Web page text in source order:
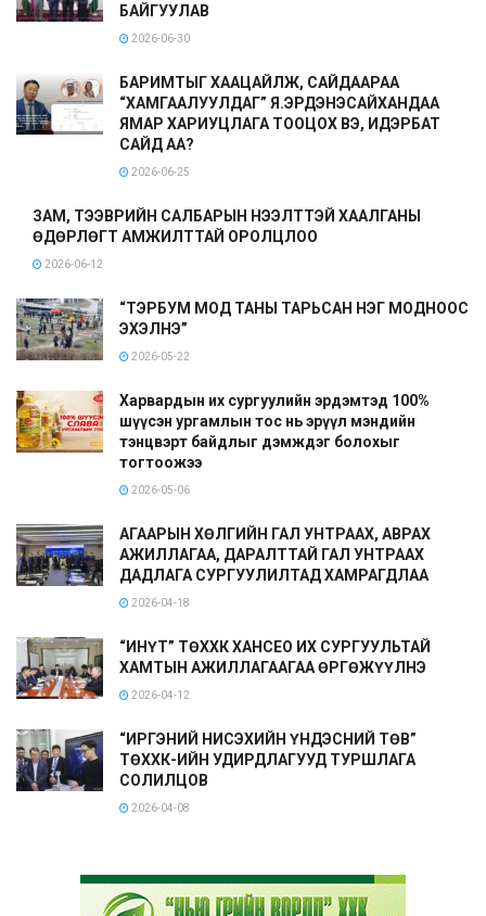
БАЙГУУЛАВ
2026-06-30
БАРИМТЫГ ХААЦАЙЛЖ, САЙДААРАА
“ХАМГААЛУУЛДАГ” Я.ЭРДЭНЭСАЙХАНДАА
ЯМАР ХАРИУЦЛАГА ТООЦОХ ВЭ, ИДЭРБАТ
САЙД АА?
2026-06-25
ЗАМ, ТЭЭВРИЙН САЛБАРЫН НЭЭЛТТЭЙ ХААЛГАНЫ
ӨДӨРЛӨГТ АМЖИЛТТАЙ ОРОЛЦЛОО
2026-06-12
“ТЭРБУМ МОД ТАНЫ ТАРЬСАН НЭГ МОДНООС
ЭХЭЛНЭ”
2026-05-22
Харвардын их сургуулийн эрдэмтэд 100%
шүүсэн ургамлын тос нь эрүүл мэндийн
тэнцвэрт байдлыг дэмждэг болохыг
тогтоожээ
2026-05-06
АГААРЫН ХӨЛГИЙН ГАЛ УНТРААХ, АВРАХ
АЖИЛЛАГАА, ДАРАЛТТАЙ ГАЛ УНТРААХ
ДАДЛАГА СУРГУУЛИЛТАД ХАМРАГДЛАА
2026-04-18
“ИНҮТ” ТӨХХК ХАНСЕО ИХ СУРГУУЛЬТАЙ
ХАМТЫН АЖИЛЛАГААГАА ӨРГӨЖҮҮЛНЭ
2026-04-12
“ИРГЭНИЙ НИСЭХИЙН ҮНДЭСНИЙ ТӨВ”
ТӨХХК-ИЙН УДИРДЛАГУУД ТУРШЛАГА
СОЛИЛЦОВ
2026-04-08